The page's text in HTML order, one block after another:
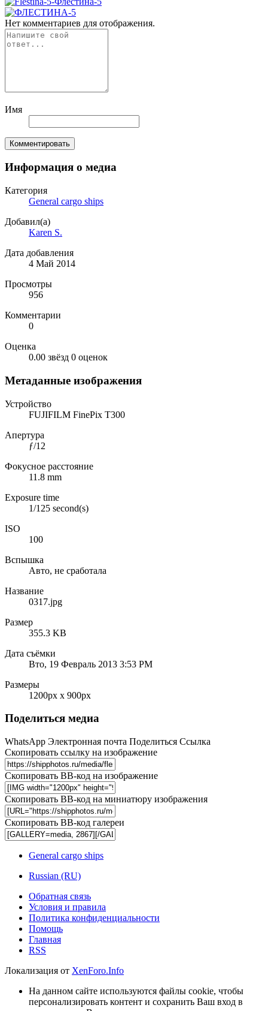
Нет комментариев для отображения.
Имя
Комментировать
Информация о медиа
Категория
General cargo ships
Добавил(а)
Karen S.
Дата добавления
4 Май 2014
Просмотры
956
Комментарии
0
Оценка
0.00 звёзд 0 оценок
Метаданные изображения
Устройство
FUJIFILM FinePix T300
Апертура
ƒ/12
Фокусное расстояние
11.8 mm
Exposure time
1/125 second(s)
ISO
100
Вспышка
Авто, не сработала
Название
0317.jpg
Размер
355.3 KB
Дата съёмки
Вто, 19 Февраль 2013 3:53 PM
Размеры
1200px x 900px
Поделиться медиа
WhatsApp Электронная почта Поделиться Ссылка
Скопировать ссылку на изображение
Скопировать BB-код на изображение
Скопировать BB-код на миниатюру изображения
Скопировать BB-код галереи
General cargo ships
Russian (RU)
Обратная связь
Условия и правила
Политика конфиденциальности
Помощь
Главная
RSS
Локализация от XenForo.Info
На данном сайте используются файлы cookie, чтобы
персонализировать контент и сохранить Ваш вход в